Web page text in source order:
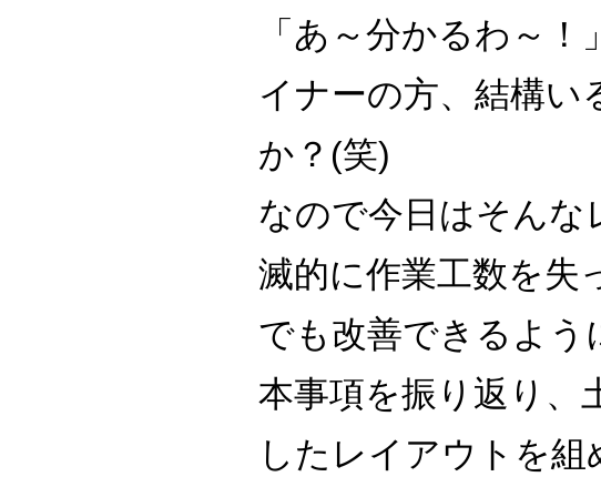
「あ～分かるわ～
イナーの方、結構い
か？(笑)
なので今日はそんな
滅的に作業工数を失
でも改善できるよう
本事項を振り返り、
したレイアウトを